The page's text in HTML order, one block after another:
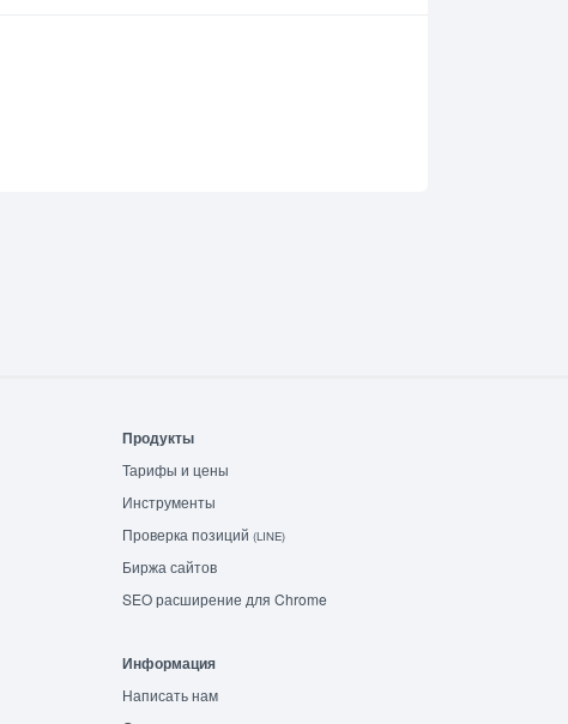
Продукты
Тарифы и цены
Инструменты
Проверка позиций (LINE)
Биржа сайтов
SEO расширение для Chrome
Информация
Написать нам